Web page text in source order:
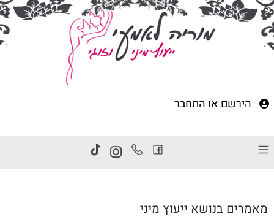
הירשם אוהתחבר
מאמרים בנושא ייעוץ מיני